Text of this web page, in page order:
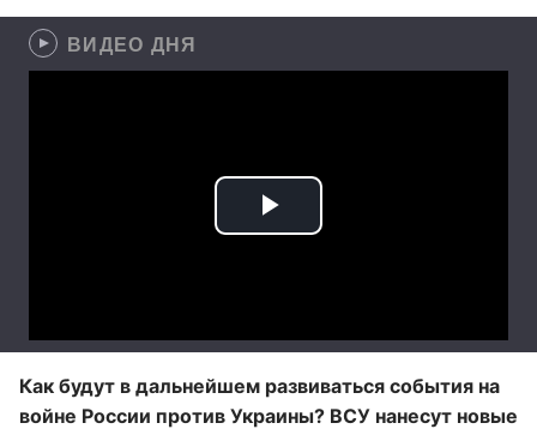
ВИДЕО ДНЯ
Как будут в дальнейшем развиваться события на
войне России против Украины? ВСУ нанесут новые